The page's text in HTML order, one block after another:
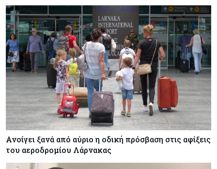
Ανοίγει ξανά από αύριο η οδική πρόσβαση στις αφίξεις
του αεροδρομίου Λάρνακας